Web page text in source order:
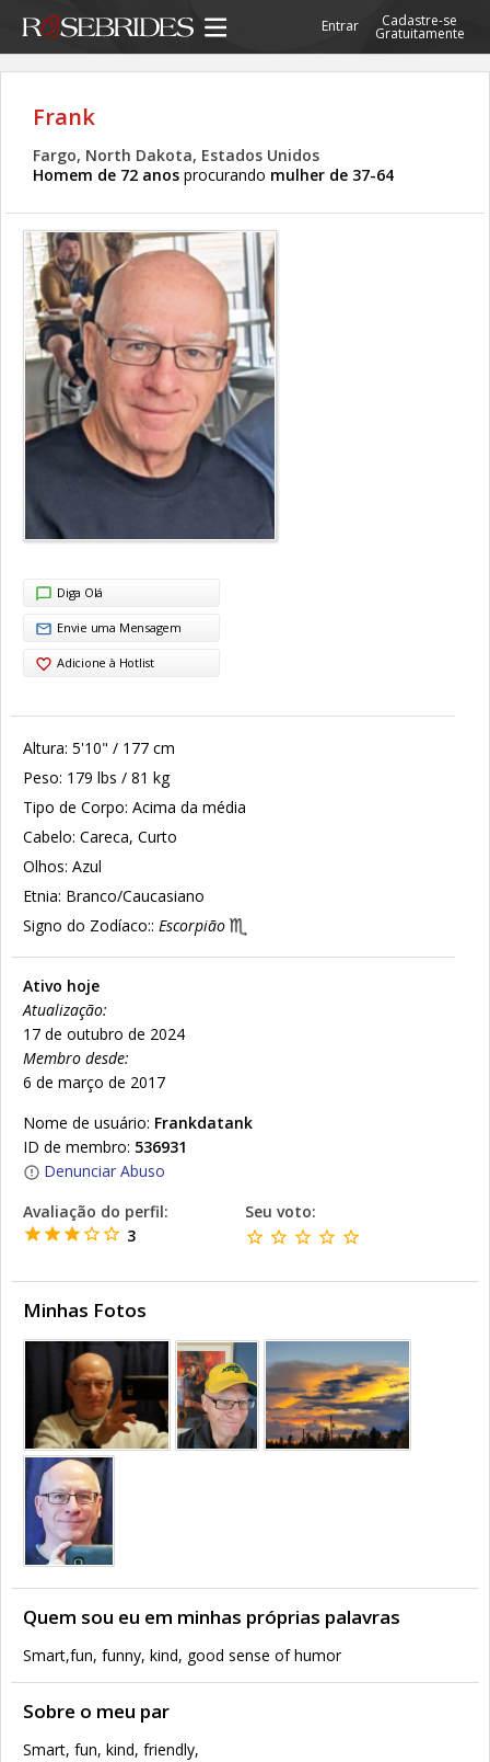
Entrar Cadastre-se
Gratuitamente
Frank
Fargo, North Dakota, Estados Unidos
Homem de 72 anos procurando mulher de 37-64
Diga Olá
Envie uma Mensagem
Adicione à Hotlist
Altura: 5'10" / 177 cm
Peso: 179 lbs / 81 kg
Tipo de Corpo: Acima da média
Cabelo: Careca, Curto
Olhos: Azul
Etnia: Branco/Caucasiano
Signo do Zodíaco:: Escorpião
Ativo hoje
Atualização:
17 de outubro de 2024
Membro desde:
6 de março de 2017
Nome de usuário: Frankdatank
ID de membro: 536931
Denunciar Abuso
Avaliação do perfil:
3
Seu voto:
Minhas Fotos
Quem sou eu em minhas próprias palavras
Smart,fun, funny, kind, good sense of humor
Sobre o meu par
Smart, fun, kind, friendly,